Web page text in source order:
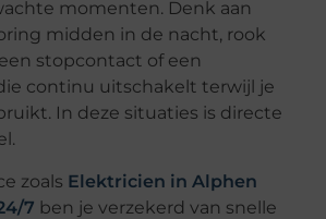
momenten. Denk aan
midden in de nacht, rook
stopcontact of een
continu uitschakelt terwijl je
In deze situaties is directe
zoals Elektricien in Alphen
7 ben je verzekerd van snelle